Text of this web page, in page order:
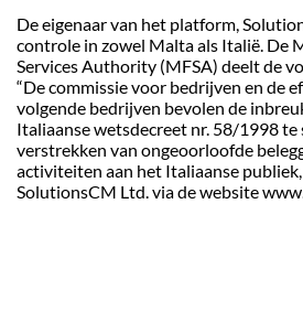
De eigenaar van het platform,
controle in zowel Malta als Italië. De
Services Authority (MFSA) deelt de
“De commissie voor bedrijven en de
volgende bedrijven bevolen de
Italiaanse wetsdecreet nr. 58/1998
verstrekken van ongeoorloofde
activiteiten aan het Italiaanse
SolutionsCM Ltd. via de website